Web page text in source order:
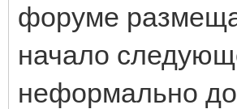
форуме
начало
неформально